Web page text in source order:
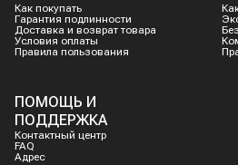
Как покупать
Гарантия подлинности
Доставка и возврат товара
Условия оплаты
Правила пользования
ПОМОЩЬ И
ПОДДЕРЖКА
Контактный центр
FAQ
Адрес